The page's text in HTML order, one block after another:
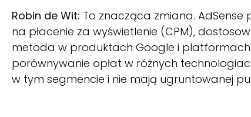
Robin de Wit: To znacząca zmiana. AdSense
na płacenie za wyświetlenie (CPM),
metoda w produktach Google i platformach
porównywanie opłat w różnych
w tym segmencie i nie mają ugruntowanej